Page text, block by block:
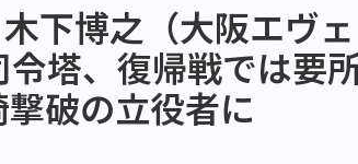
木下博之（大阪エヴ
塔、復帰戦では要
破の立役者に